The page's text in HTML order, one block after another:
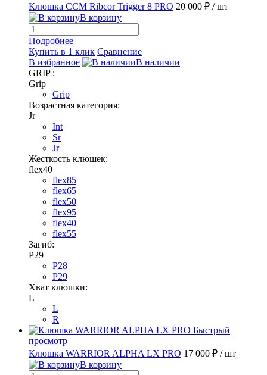
Клюшка CCM Ribcor Trigger 8 PRO 20 000 ₽ / шт
В корзину
Подробнее
Купить в 1 клик Сравнение
В избранное
В наличии
GRIP :
Grip
Grip
Возрастная категория:
Jr
Int
Sr
Jr
Жесткость клюшек:
flex40
flex85
flex65
flex50
flex95
flex40
flex55
Загиб:
P29
P28
P29
Хват клюшки:
L
L
R
Быстрый
просмотр
Клюшка WARRIOR ALPHA LX PRO 17 000 ₽ / шт
В корзину